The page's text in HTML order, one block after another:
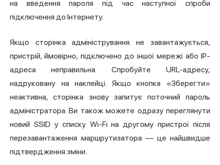
на введення пароля під час наступної спроби
підключення до Інтернету.
Якщо сторінка адміністрування не завантажується,
пристрій, ймовірно, підключено до іншої мережі або IP-
адреса неправильна. Спробуйте URL-адресу,
надруковану на наклейці. Якщо кнопка «Зберегти»
неактивна, сторінка знову запитує поточний пароль
адміністратора. Ви також можете одразу переглянути
новий SSID у списку Wi-Fi на другому пристрої після
перезавантаження маршрутизатора — це найшвидше
підтвердження зміни.